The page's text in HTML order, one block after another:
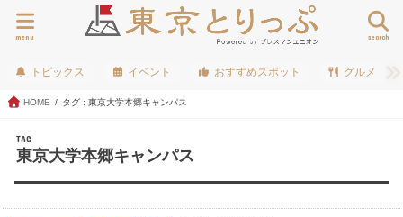
search
menu
トピックス イベント おすすめスポット グルメ
HOME タグ : 東京大学本郷キャンパス
TAG
東京大学本郷キャンパス